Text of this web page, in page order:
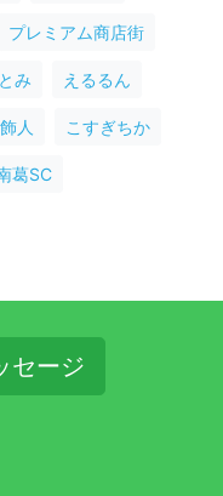
プレミアム商店街
み えるるん
人 こすぎちか
葛SC
セージ